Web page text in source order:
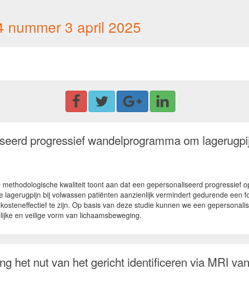
nummer 3 april 2025
progressief wandelprogramma om
kwaliteit toont aan dat een gepersonaliseerd progressief
bij volwassen patiënten aanzienlijk vermindert gedurende een
te zijn. Op basis van deze studie kunnen we een
en veilige vorm van lichaamsbeweging.
het nut van het gericht identificeren via MRI